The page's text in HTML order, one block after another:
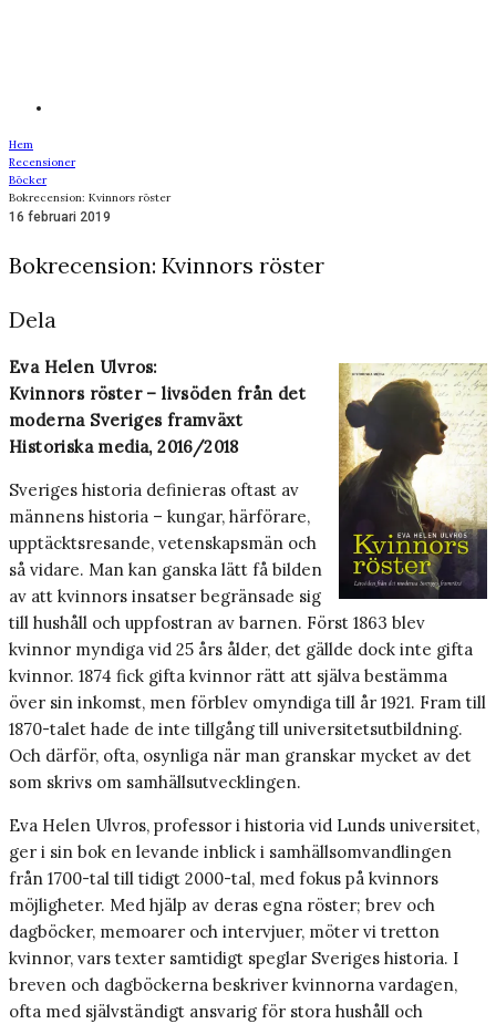
Hem
Recensioner
Böcker
Bokrecension: Kvinnors röster
16 februari 2019
Bokrecension: Kvinnors röster
Dela
Eva Helen Ulvros:
Kvinnors röster – livsöden från det
moderna Sveriges framväxt
Historiska media, 2016/2018
Sveriges historia definieras oftast av
männens historia – kungar, härförare,
upptäcktsresande, vetenskapsmän och
så vidare. Man kan ganska lätt få bilden
av att kvinnors insatser begränsade sig
till hushåll och uppfostran av barnen. Först 1863 blev
kvinnor myndiga vid 25 års ålder, det gällde dock inte gifta
kvinnor. 1874 fick gifta kvinnor rätt att själva bestämma
över sin inkomst, men förblev omyndiga till år 1921. Fram till
1870-talet hade de inte tillgång till universitetsutbildning.
Och därför, ofta, osynliga när man granskar mycket av det
som skrivs om samhällsutvecklingen.
Eva Helen Ulvros, professor i historia vid Lunds universitet,
ger i sin bok en levande inblick i samhällsomvandlingen
från 1700-tal till tidigt 2000-tal, med fokus på kvinnors
möjligheter. Med hjälp av deras egna röster; brev och
dagböcker, memoarer och intervjuer, möter vi tretton
kvinnor, vars texter samtidigt speglar Sveriges historia. I
breven och dagböckerna beskriver kvinnorna vardagen,
ofta med självständigt ansvarig för stora hushåll och